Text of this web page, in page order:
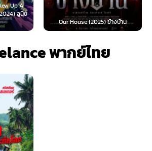
Our House (2025) ข้างบ้าน
Teach You a
นี้ต้องโ
พากย์ไทย